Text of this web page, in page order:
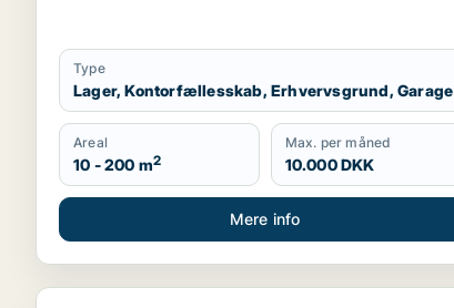
Type
Lager, Kontorfællesskab, Erhvervsgrund, Garage
Areal
10 - 200 m2
Max. per måned
10.000 DKK
Mere info